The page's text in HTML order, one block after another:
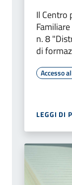
Il Centro
n. 8
di
Accesso
LEGGI DI